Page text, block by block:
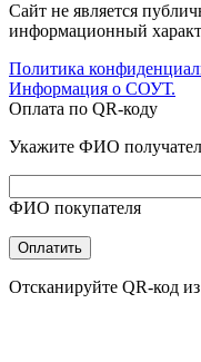
Сайт не является
информационный
Политика
Информация о СОУТ.
Оплата по QR-коду
Укажите ФИО
ФИО покупателя
Оплатить
Отсканируйте QR-код